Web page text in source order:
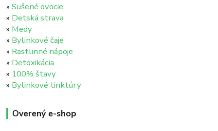
»Sušené ovocie
» Detská strava
» Medy
» Bylinkové čaje
» Rastlinné nápoje
» Detoxikácia
» 100% štavy
» Bylinkové tinktúry
Overený e-shop